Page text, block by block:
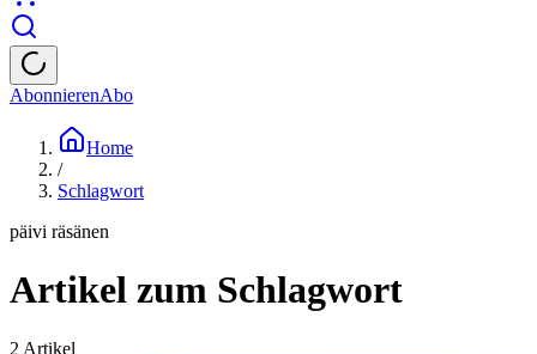
AbonnierenAbo
Home
/
Schlagwort
päivi räsänen
Artikel zum Schlagwort
2 Artikel